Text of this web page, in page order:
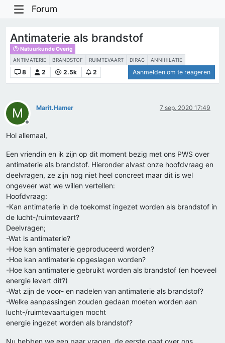
Forum
Antimaterie als brandstof
Natuurkunde Overig
ANTIMATERIE BRANDSTOF RUIMTEVAART DIRAC ANNIHILATIE
8 2 2.5k 2 Aanmelden om te reageren
M
Offline
Marit.Hamer 7 sep. 2020 17:49
Hoi allemaal,
Een vriendin en ik zijn op dit moment bezig met ons PWS over
antimaterie als brandstof. Hieronder alvast onze hoofdvraag en
deelvragen, ze zijn nog niet heel concreet maar dit is wel
ongeveer wat we willen vertellen:
Hoofdvraag:
-Kan antimaterie in de toekomst ingezet worden als brandstof in
de lucht-/ruimtevaart?
Deelvragen;
-Wat is antimaterie?
-Hoe kan antimaterie geproduceerd worden?
-Hoe kan antimaterie opgeslagen worden?
-Hoe kan antimaterie gebruikt worden als brandstof (en hoeveel
energie levert dit?)
-Wat zijn de voor- en nadelen van antimaterie als brandstof?
-Welke aanpassingen zouden gedaan moeten worden aan
lucht-/ruimtevaartuigen mocht
energie ingezet worden als brandstof?
Nu hebben we een paar vragen, de eerste gaat over ons